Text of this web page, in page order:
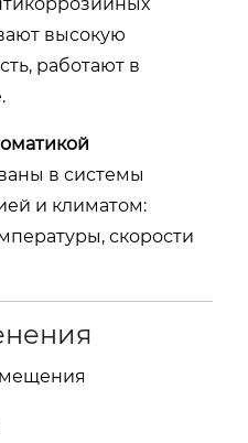
высокую
работают в
в системы
и климатом:
скорости